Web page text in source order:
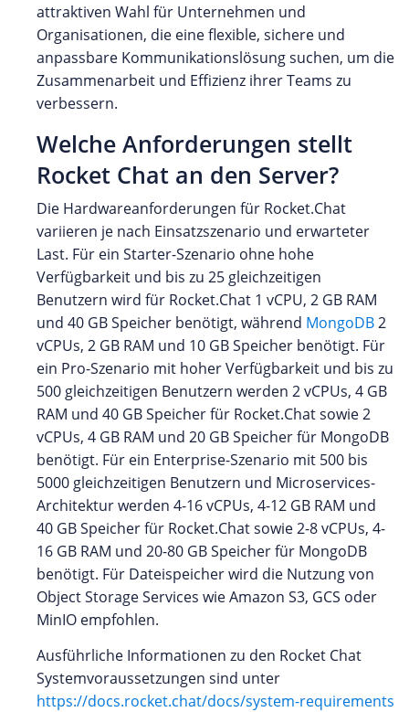
attraktiven Wahl für Unternehmen und
Organisationen, die eine flexible, sichere und
anpassbare Kommunikationslösung suchen, um die
Zusammenarbeit und Effizienz ihrer Teams zu
verbessern.
Welche Anforderungen stellt
Rocket Chat an den Server?
Die Hardwareanforderungen für Rocket.Chat
variieren je nach Einsatzszenario und erwarteter
Last. Für ein Starter-Szenario ohne hohe
Verfügbarkeit und bis zu 25 gleichzeitigen
Benutzern wird für Rocket.Chat 1 vCPU, 2 GB RAM
und 40 GB Speicher benötigt, während MongoDB2
vCPUs, 2 GB RAM und 10 GB Speicher benötigt. Für
ein Pro-Szenario mit hoher Verfügbarkeit und bis zu
500 gleichzeitigen Benutzern werden 2 vCPUs, 4 GB
RAM und 40 GB Speicher für Rocket.Chat sowie 2
vCPUs, 4 GB RAM und 20 GB Speicher für MongoDB
benötigt. Für ein Enterprise-Szenario mit 500 bis
5000 gleichzeitigen Benutzern und Microservices-
Architektur werden 4-16 vCPUs, 4-12 GB RAM und
40 GB Speicher für Rocket.Chat sowie 2-8 vCPUs, 4-
16 GB RAM und 20-80 GB Speicher für MongoDB
benötigt. Für Dateispeicher wird die Nutzung von
Object Storage Services wie Amazon S3, GCS oder
MinIO empfohlen.
Ausführliche Informationen zu den Rocket Chat
Systemvoraussetzungen sind unter
https://docs.rocket.chat/docs/system-requirements